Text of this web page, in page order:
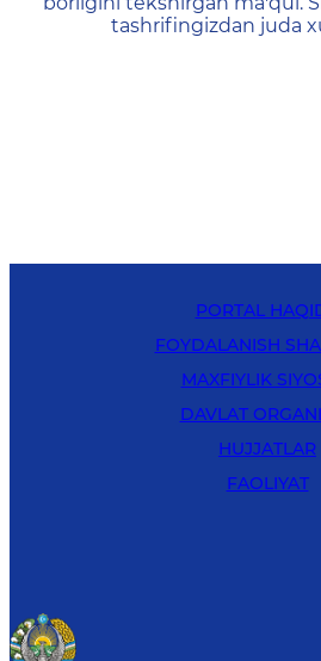
tashrifingizdan juda
PORTAL
FOYDALANISH
MAXFIYLIK
DAVLAT
HUJJATLAR
FAOLIYAT